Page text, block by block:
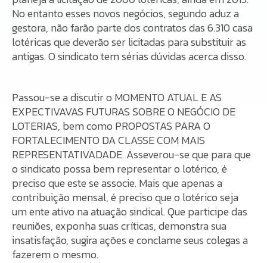
No entanto esses novos negócios, segundo aduz a
gestora, não farão parte dos contratos das 6.310 casa
lotéricas que deverão ser licitadas para substituir as
antigas. O sindicato tem sérias dúvidas acerca disso.
Passou-se a discutir o MOMENTO ATUAL E AS
EXPECTIVAVAS FUTURAS SOBRE O NEGÓCIO DE
LOTERIAS, bem como PROPOSTAS PARA O
FORTALECIMENTO DA CLASSE COM MAIS
REPRESENTATIVADADE. Asseverou-se que para que
o sindicato possa bem representar o lotérico, é
preciso que este se associe. Mais que apenas a
contribuição mensal, é preciso que o lotérico seja
um ente ativo na atuação sindical. Que participe das
reuniões, exponha suas críticas, demonstra sua
insatisfação, sugira ações e conclame seus colegas a
fazerem o mesmo.